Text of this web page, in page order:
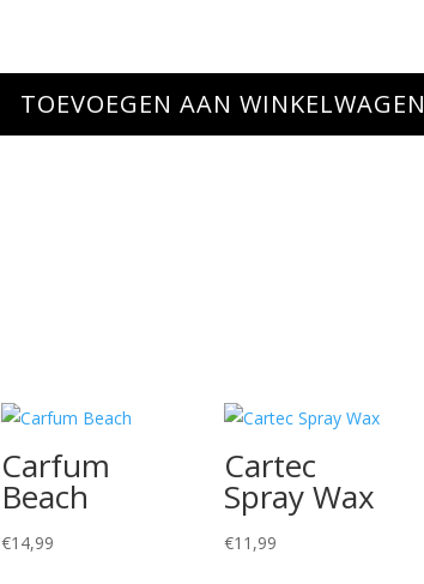
TOEVOEGEN AAN WINKELWAGEN
Carfum
Beach
€14,99
Cartec
Spray Wax
€11,99